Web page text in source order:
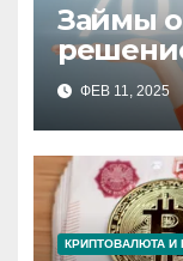
Займы
ФЕВ 11, 2025
КРИПТОВАЛЮТА И